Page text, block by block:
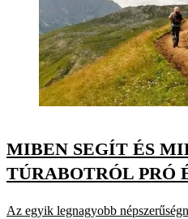
MIBEN SEGÍT ÉS
TÚRABOTRÓL PRÓ
Az egyik legnagyobb